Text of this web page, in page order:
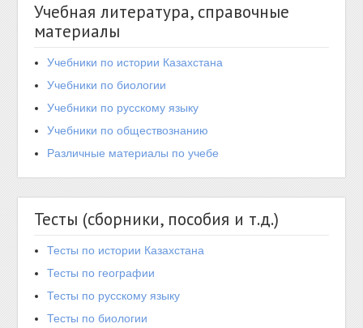
Учебная литература, справочные
материалы
Учебники по истории Казахстана
Учебники по биологии
Учебники по русскому языку
Учебники по обществознанию
Различные материалы по учебе
Тесты (сборники, пособия и т.д.)
Тесты по истории Казахстана
Тесты по географии
Тесты по русскому языку
Тесты по биологии